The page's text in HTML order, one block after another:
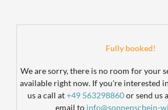
Aritee Apartments
Fully booked!
We are sorry, there is no room for your
available right now. If you're interested
us a call at+49 563298860or send us
email to info@sonnenschein-